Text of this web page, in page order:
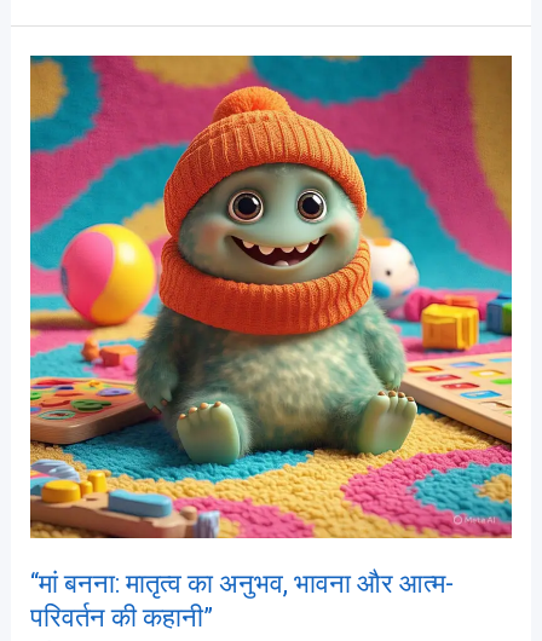
“मां बनना: मातृत्व का अनुभव, भावना और आत्म-
परिवर्तन की कहानी”
“मां
बनना:
का
अनुभव,
भावना
और
आत्म-
परिवर्तन
की
कहानी”